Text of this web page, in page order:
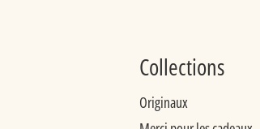
Collections
Originaux